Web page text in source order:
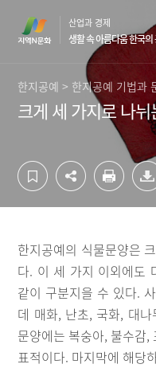
산업과 경제
생활 속 아름다움 한국의
한지공예 > 한지공예 기법과
크게 세 가지로 나
한지공예의 식물문양은
다. 이 세 가지 이외에도
같이 구분지을 수 있다.
데 매화, 난초, 국화, 대
문양에는 복숭아, 불수감,
표적이다. 마지막에 해당